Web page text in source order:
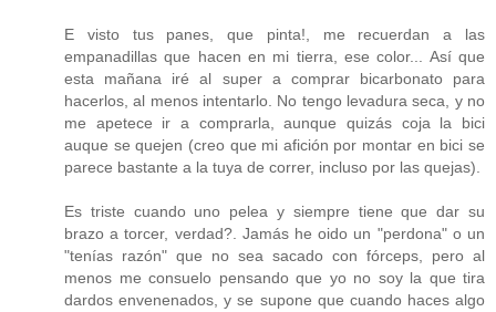
E visto tus panes, que pinta!, me recuerdan a las
empanadillas que hacen en mi tierra, ese color... Así que
esta mañana iré al super a comprar bicarbonato para
hacerlos, al menos intentarlo. No tengo levadura seca, y no
me apetece ir a comprarla, aunque quizás coja la bici
auque se quejen (creo que mi afición por montar en bici se
parece bastante a la tuya de correr, incluso por las quejas).
Es triste cuando uno pelea y siempre tiene que dar su
brazo a torcer, verdad?. Jamás he oido un "perdona" o un
"tenías razón" que no sea sacado con fórceps, pero al
menos me consuelo pensando que yo no soy la que tira
dardos envenenados, y se supone que cuando haces algo